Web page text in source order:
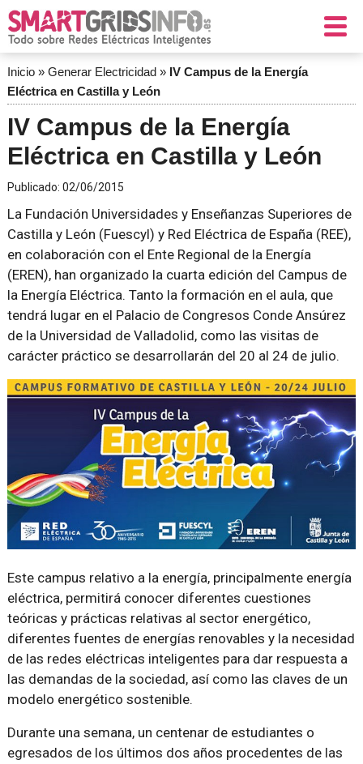
Inicio» Generar Electricidad» IV Campus de la Energía
Eléctrica en Castilla y León
IV Campus de la Energía
Eléctrica en Castilla y León
Publicado: 02/06/2015
La Fundación Universidades y Enseñanzas Superiores de
Castilla y León (Fuescyl) y Red Eléctrica de España (REE),
en colaboración con el Ente Regional de la Energía
(EREN), han organizado la cuarta edición del Campus de
la Energía Eléctrica. Tanto la formación en el aula, que
tendrá lugar en el Palacio de Congresos Conde Ansúrez
de la Universidad de Valladolid, como las visitas de
carácter práctico se desarrollarán del 20 al 24 de julio.
Este campus relativo a la energía, principalmente energía
eléctrica, permitirá conocer diferentes cuestiones
teóricas y prácticas relativas al sector energético,
diferentes fuentes de energías renovables y la necesidad
de las redes eléctricas inteligentes para dar respuesta a
las demandas de la sociedad, así como las claves de un
modelo energético sostenible.
Durante una semana, un centenar de estudiantes o
egresados de los últimos dos años procedentes de las